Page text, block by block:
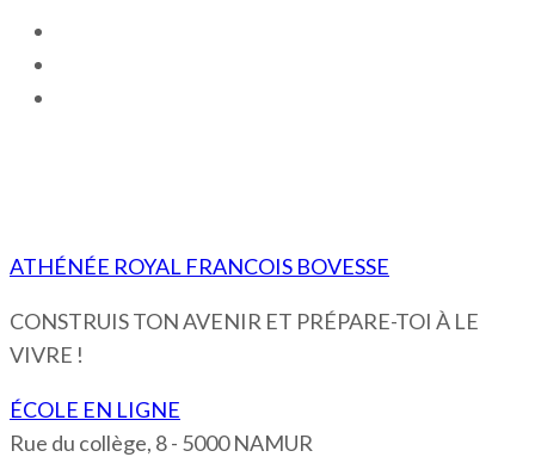
ATHÉNÉE ROYAL FRANCOIS BOVESSE
CONSTRUIS TON AVENIR ET PRÉPARE-TOI À LE
VIVRE !
ÉCOLE EN LIGNE
Rue du collège, 8 - 5000 NAMUR